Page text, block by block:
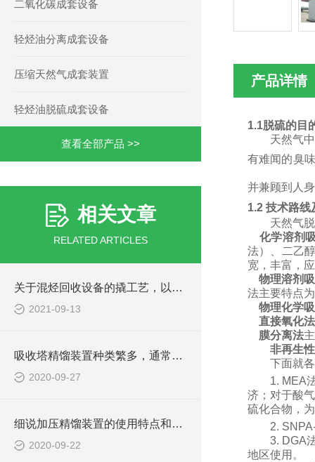
二氧化碳成套设备
轻烃油分离成套设备
压缩天然气成套装置
轻烃油脱硫成套设备
查看全部产品 >>
相关文章
RELATED ARTICLES
关于混烃回收设备的撬工艺，以下有详细说明
2021-09-13
吸收塔精馏装置种类繁多，通常有如下分类
2020-09-27
细说加压精馏装置的使用特点和塔板效率
2020-09-22
产品详情
1.1脱硫的目
天然气
有难闻的臭
并兼顾到人
1.2 技术路线
天然气
化学溶剂
法）
二乙
宽，丰富，
物理溶剂
法主要特点
物理化学
直接氧化法
膜分离法
非再生
下面就
1. MEA
济；对于酸
硫化合物，
2.
3. DGA
地区使用。